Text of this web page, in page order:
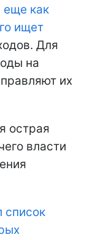
еще как
ищет
Для
на
их
острая
власти
список